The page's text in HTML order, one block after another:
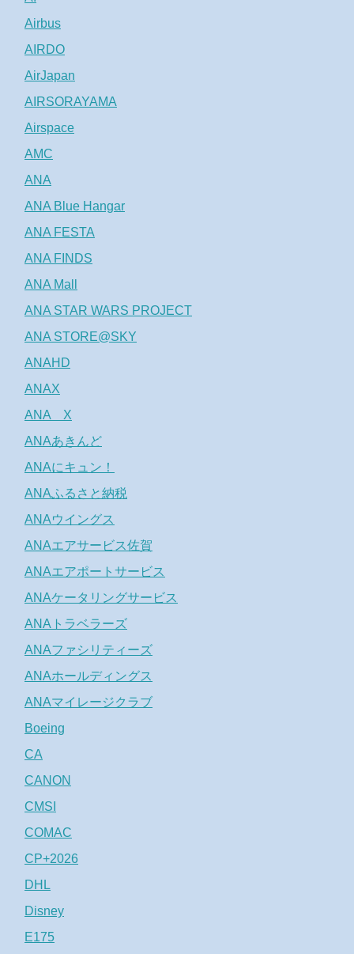
Airbus
AIRDO
AirJapan
AIRSORAYAMA
Airspace
AMC
ANA
ANA Blue Hangar
ANA FESTA
ANA FINDS
ANA Mall
ANA STAR WARS PROJECT
ANA STORE@SKY
ANAHD
ANAX
ANA X
ANAあきんど
ANAにキュン！
ANAふるさと納税
ANAウイングス
ANAエアサービス佐賀
ANAエアポートサービス
ANAケータリングサービス
ANAトラベラーズ
ANAファシリティーズ
ANAホールディングス
ANAマイレージクラブ
Boeing
CA
CANON
CMSI
COMAC
CP+2026
DHL
Disney
E175